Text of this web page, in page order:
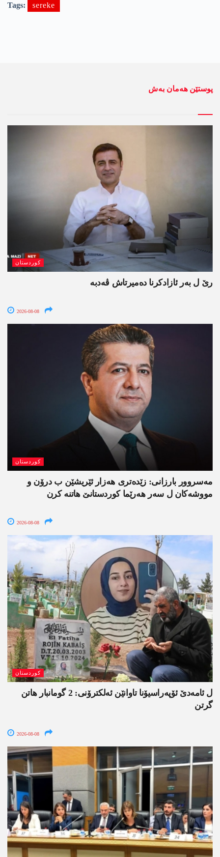
Tags: sereke
پوستێن ھەمان بەش
کوردستان
رێ ل بەر ئازادکرنا دەمیرتاش ڤەدبە
2026-08-08
کوردستان
مەسروور بارزانی: زێدەتری ھەزار ئێریشێن ب درۆن و
مووشەکان ل سەر ھەرێما کوردستانێ ھاتنە کرن
2026-08-08
کوردستان
ل ئامەدێ ئۆپەراسیۆنا تاوانێن ئەلکترۆنی: 2 گومانبار ھاتن
گرتن
2026-08-08